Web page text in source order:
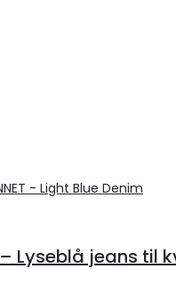
Lyseblå jeans til